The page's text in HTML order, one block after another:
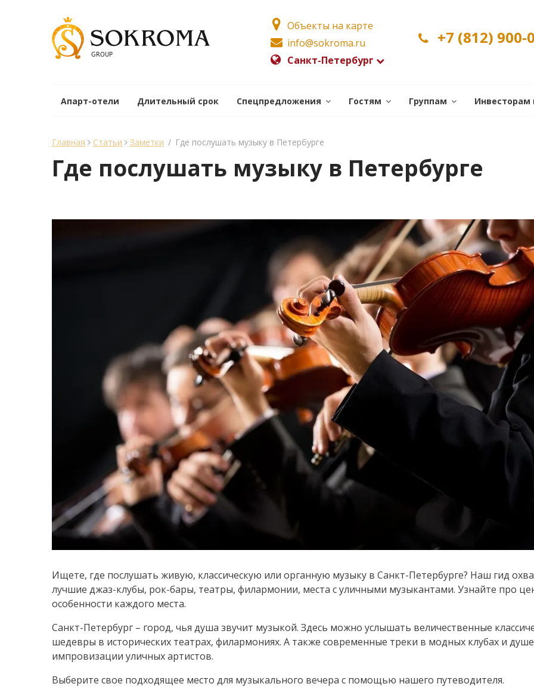
Объекты на карте
info@sokroma.ru
Санкт-Петербург
+7 (812) 900-
Апарт-отели Длительный срок Спецпредложения Гостям Группам Инвесторам
Главная Статьи Заметки / Где послушать музыку в Петербурге
Где послушать музыку в Петербурге
Ищете, где послушать живую, классическую или органную музыку в Санкт-Петербурге? Наш гид
лучшие джаз-клубы, рок-бары, театры, филармонии, места с уличными музыкантами. Узнайте про
особенности каждого места.
Санкт-Петербург – город, чья душа звучит музыкой. Здесь можно услышать величественные
шедевры в исторических театрах, филармониях. А также современные треки в модных клубах и
импровизации уличных артистов.
Выберите свое подходящее место для музыкального вечера с помощью нашего путеводителя.